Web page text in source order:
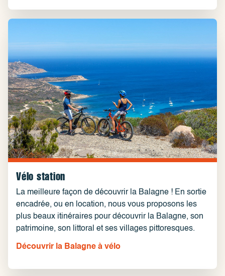
Vélo station
La meilleure façon de découvrir la Balagne ! En sortie
encadrée, ou en location, nous vous proposons les
plus beaux itinéraires pour découvrir la Balagne, son
patrimoine, son littoral et ses villages pittoresques.
Découvrir la Balagne à vélo